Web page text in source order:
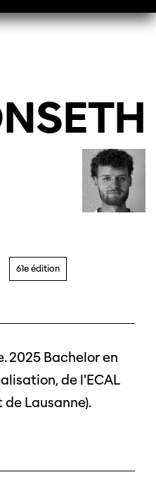
61e édition
2025 Bachelor en
de l'ECAL
Lausanne).